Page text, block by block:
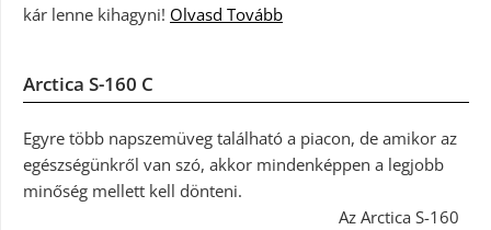
kár lenne kihagyni! Olvasd Tovább
Arctica S-160 C
Egyre több napszemüveg található a piacon, de amikor az
egészségünkről van szó, akkor mindenképpen a legjobb
minőség mellett kell dönteni.
Az Arctica S-160